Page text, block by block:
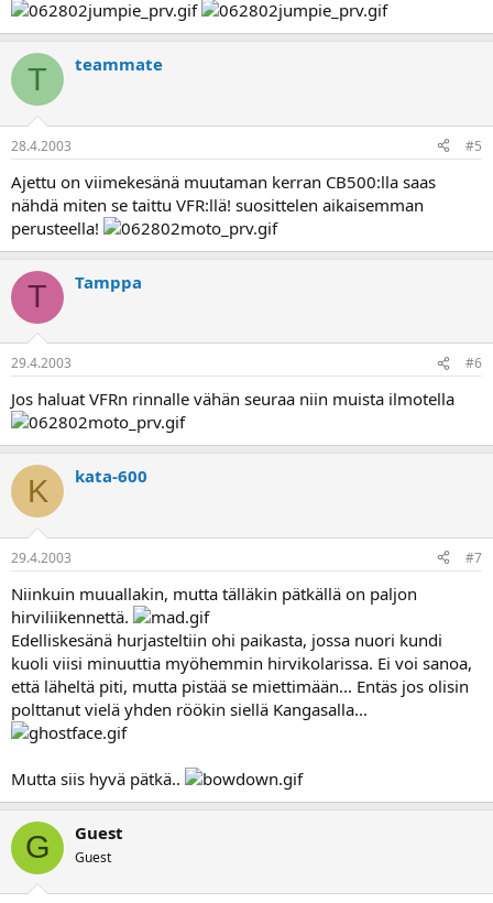
T teammate
28.4.2003 #5
Ajettu on viimekesänä muutaman kerran CB500:lla saas
nähdä miten se taittu VFR:llä! suosittelen aikaisemman
perusteella!
T Tamppa
29.4.2003 #6
Jos haluat VFRn rinnalle vähän seuraa niin muista ilmotella
K kata-600
29.4.2003 #7
Niinkuin muuallakin, mutta tälläkin pätkällä on paljon
hirviliikennettä.
Edelliskesänä hurjasteltiin ohi paikasta, jossa nuori kundi
kuoli viisi minuuttia myöhemmin hirvikolarissa. Ei voi sanoa,
että läheltä piti, mutta pistää se miettimään... Entäs jos olisin
polttanut vielä yhden röökin siellä Kangasalla...
Mutta siis hyvä pätkä..
G Guest
Guest